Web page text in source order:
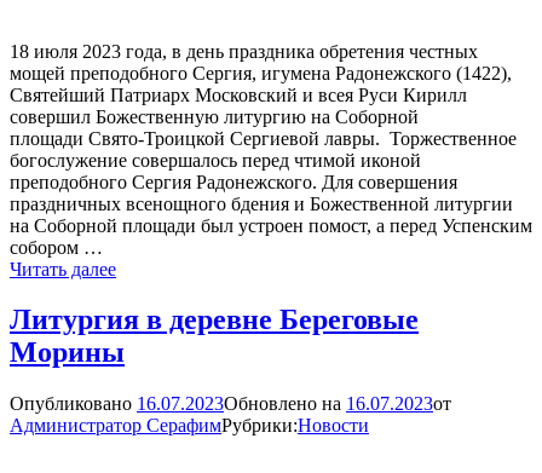
18 июля 2023 года, в день праздника обретения честных
мощей преподобного Сергия, игумена Радонежского (1422),
Святейший Патриарх Московский и всея Руси Кирилл
совершил Божественную литургию на Соборной
площади Свято-Троицкой Сергиевой лавры. Торжественное
богослужение совершалось перед чтимой иконой
преподобного Сергия Радонежского. Для совершения
праздничных всенощного бдения и Божественной литургии
на Соборной площади был устроен помост, а перед Успенским
собором …
Читать далееВ
памяти
преподобного
Сергия
архиереи
Новгородской
митрополии
Литургия в деревне Береговые
Морины
Опубликовано 16.07.2023Обновлено на 16.07.2023от
Администратор СерафимРубрики:Новости